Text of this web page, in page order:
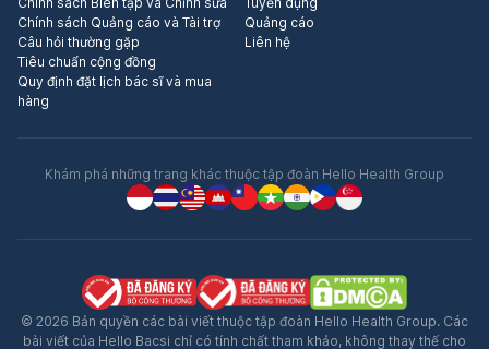
Chính sách Quảng cáo và Tài trợ
Câu hỏi thường gặp
Tiêu chuẩn cộng đồng
Quy định đặt lịch bác sĩ và mua
hàng
Quảng cáo
Liên hệ
Khám phá những trang khác thuộc tập đoàn Hello Health Group
© 2026 Bản quyền các bài viết thuộc tập đoàn Hello Health Group. Các
bài viết của Hello Bacsi chỉ có tính chất tham khảo, không thay thế cho